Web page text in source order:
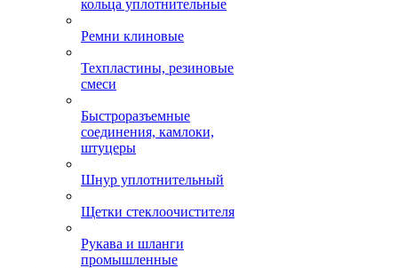
кольца уплотнительные
Ремни клиновые
Техпластины, резиновые
смеси
Быстроразъемные
соединения, камлоки,
штуцеры
Шнур уплотнительный
Щетки стеклоочистителя
Рукава и шланги
промышленные